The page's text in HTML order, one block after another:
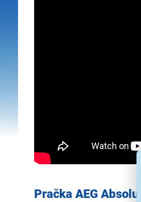
Pračka AEG